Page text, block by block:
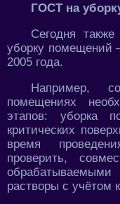
ГОСТ на
Сегодня
уборку помещений
2005 года.
Например,
помещениях
этапов: уборка
критических
время
проверить,
растворы с учётом